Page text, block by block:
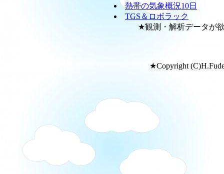
熱帯の気象概況10日
TGS＆ロボラック
★観測・解析データが欲し
★Copyright